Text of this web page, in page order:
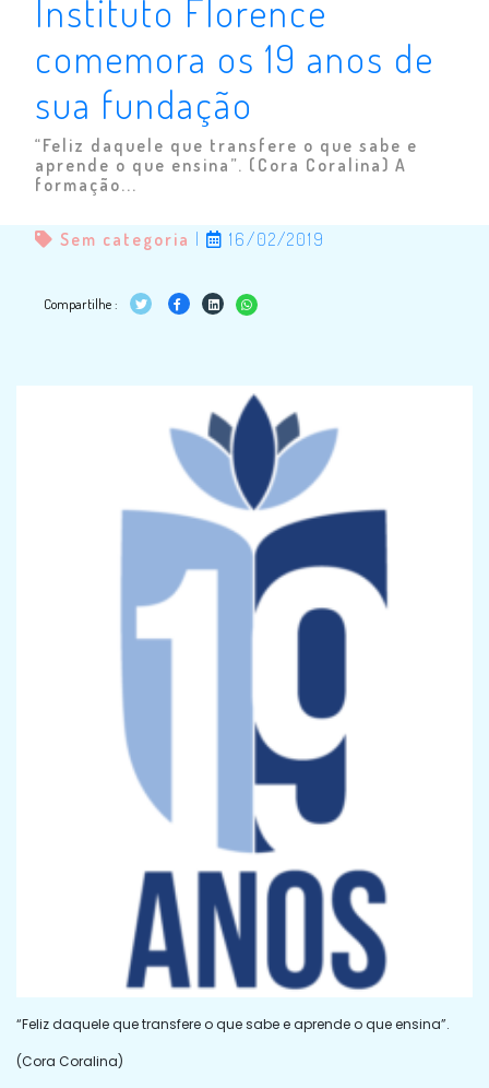
Instituto Florence
comemora os 19 anos de
sua fundação
“Feliz daquele que transfere o que sabe e
aprende o que ensina”. (Cora Coralina) A
formação...
Sem categoria 16/02/2019
Compartilhe :
“Feliz daquele que transfere o que sabe e aprende o que ensina”.
(Cora Coralina)